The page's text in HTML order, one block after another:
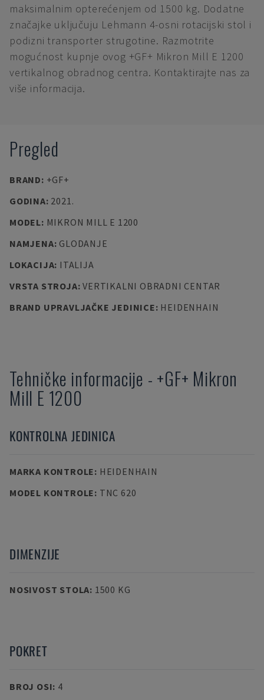
maksimalnim opterećenjem od 1500 kg. Dodatne
značajke uključuju Lehmann 4-osni rotacijski stol i
podizni transporter strugotine. Razmotrite
mogućnost kupnje ovog +GF+ Mikron Mill E 1200
vertikalnog obradnog centra. Kontaktirajte nas za
više informacija.
Pregled
BRAND: +GF+
GODINA: 2021.
MODEL: MIKRON MILL E 1200
NAMJENA: GLODANJE
LOKACIJA: ITALIJA
VRSTA STROJA:VERTIKALNI OBRADNI CENTAR
BRAND UPRAVLJAČKE JEDINICE: HEIDENHAIN
Tehničke informacije - +GF+ Mikron
Mill E 1200
KONTROLNA JEDINICA
MARKA KONTROLE: HEIDENHAIN
MODEL KONTROLE: TNC 620
DIMENZIJE
NOSIVOST STOLA: 1500 KG
POKRET
BROJ OSI: 4